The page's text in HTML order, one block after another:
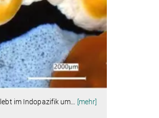
lebt im Indopazifik um
[mehr]